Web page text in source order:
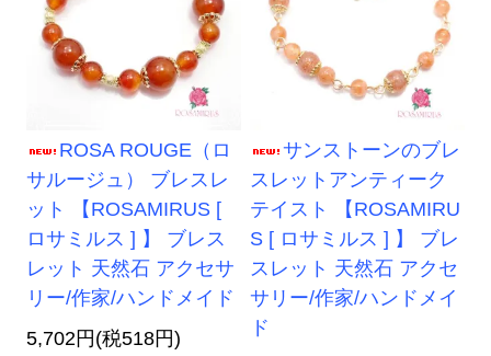
ROSA ROUGE（ロ
サルージュ） ブレスレ
ット 【ROSAMIRUS [
ロサミルス ] 】 ブレス
レット 天然石 アクセサ
リー/作家/ハンドメイド
5,702円(税518円)
サンストーンのブレ
スレットアンティーク
テイスト 【ROSAMIRU
S [ ロサミルス ] 】 ブレ
スレット 天然石 アクセ
サリー/作家/ハンドメイ
ド